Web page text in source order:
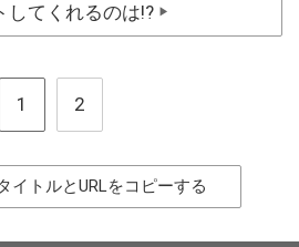
してくれるのは!? ▶
1 2
イトルとURLをコピーする